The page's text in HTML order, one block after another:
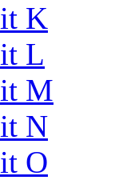
K
L
M
N
O